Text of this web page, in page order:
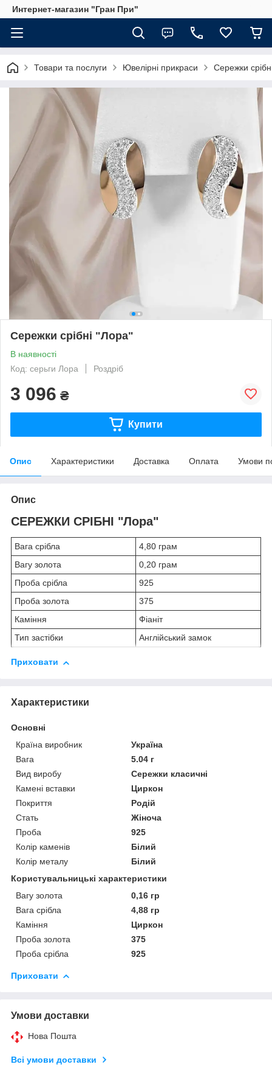
Интернет-магазин "Гран При"
Товари та послуги Ювелірні прикраси Сережки
Сережки срібні "Лора"
В наявності
Код: серьги Лора
Роздріб
3 096 ₴
Купити
Опис Характеристики Доставка Оплата Умови
Опис
СЕРЕЖКИ СРІБНІ "Лора"
Вага срібла
4,80 грам
Вагу золота
0,20 грам
Проба срібла
925
Проба золота
375
Каміння
Фіаніт
Тип застібки
Англійський замок
Приховати
Характеристики
Основні
Країна виробник
Україна
Вага
5.04 г
Вид виробу
Сережки класичні
Камені вставки
Циркон
Покриття
Родій
Стать
Жіноча
Проба
925
Колір каменів
Білий
Колір металу
Білий
Користувальницькі характеристики
Вагу золота
0,16 гр
Вага срібла
4,88 гр
Каміння
Циркон
Проба золота
375
Проба срібла
925
Приховати
Умови доставки
Нова Пошта
Всі умови доставки